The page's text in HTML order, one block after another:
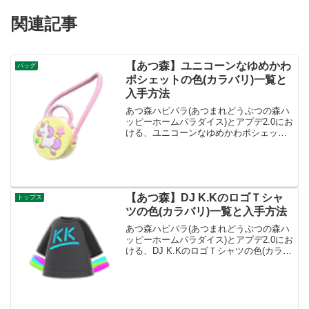
関連記事
バッグ
【あつ森】ユニコーンなゆめかわ
ポシェットの色(カラバリ)一覧と
入手方法
あつ森ハピパラ(あつまれどうぶつの森ハ
ッピーホームパラダイス)とアプデ2.0にお
ける、ユニコーンなゆめかわポシェット
トップス
【あつ森】DJ K.KのロゴＴシャ
ツの色(カラバリ)一覧と入手方法
あつ森ハピパラ(あつまれどうぶつの森ハ
ッピーホームパラダイス)とアプデ2.0にお
ける、DJ K.KのロゴＴシャツの色(カラバ